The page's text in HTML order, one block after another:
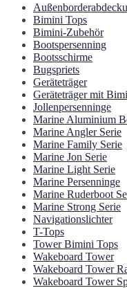
Bimini Tops
Bimini-Zubehör
Bootspersenning
Bootsschirme
Bugspriets
Geräteträger
Geräteträger mit
Jollenpersenninge
Marine Aluminium
Marine Angler Serie
Marine Family Serie
Marine Jon Serie
Marine Light Serie
Marine Persenninge
Marine Ruderboot
Marine Strong Serie
Navigationslichter
T-Tops
Tower Bimini Tops
Wakeboard Tower
Wakeboard Tower
Wakeboard Tower